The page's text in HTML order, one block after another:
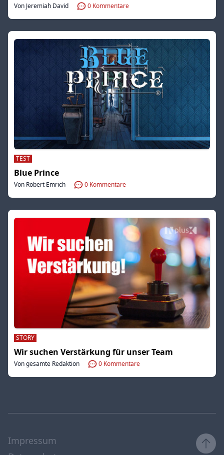
Von Jeremiah David 0 Kommentare
TEST
Blue Prince
Von Robert Emrich 0 Kommentare
STORY
Wir suchen Verstärkung für unser Team
Von gesamte Redaktion 0 Kommentare
Impressum